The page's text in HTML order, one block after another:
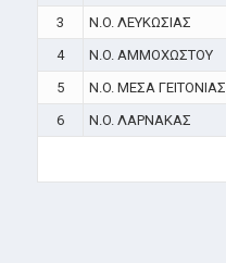
3
N.O. ΛΕΥΚΩΣΙΑΣ
4
N.O. ΑΜΜΟΧΩΣΤΟΥ
5
N.O. ΜΕΣΑ ΓΕΙΤΟΝΙΑΣ
6
N.O. ΛΑΡΝΑΚΑΣ